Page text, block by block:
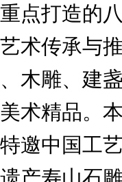
点打造的
术传承与
木雕、建
术精品。
邀中国工